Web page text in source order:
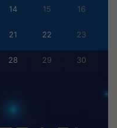
14 15 16
21 22 23
28 29 30